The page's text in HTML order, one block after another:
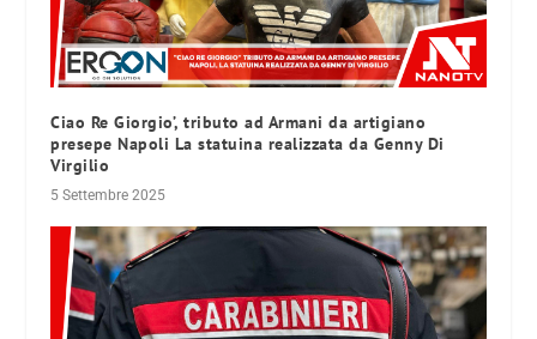
Ciao Re Giorgio’, tributo ad Armani da artigiano
presepe Napoli La statuina realizzata da Genny Di
Virgilio
5 Settembre 2025